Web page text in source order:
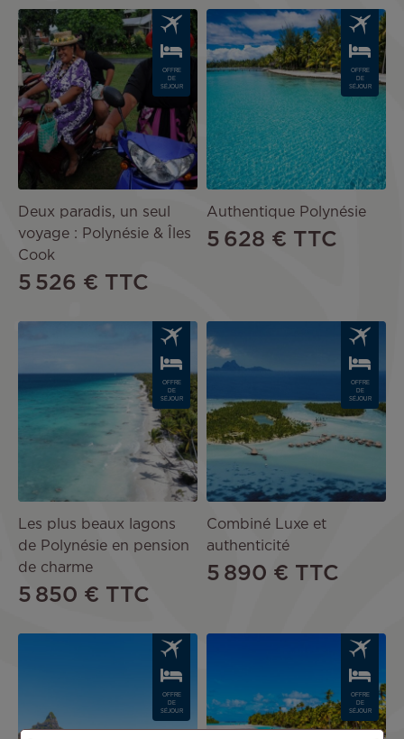
Image
OFFRE
DE
SÉJOUR
Deux paradis, un seul
voyage : Polynésie & Îles
Cook
5 526 € TTC
Image
OFFRE
DE
SÉJOUR
Authentique Polynésie
5 628 € TTC
OFFRE
DE
SÉJOUR
Les plus beaux lagons
de Polynésie en pension
de charme
5 850 € TTC
OFFRE
DE
SÉJOUR
Combiné Luxe et
authenticité
5 890 € TTC
OFFRE
DE
SÉJOUR
OFFRE
DE
SÉJOUR